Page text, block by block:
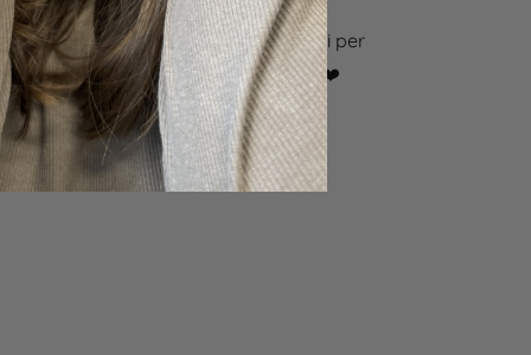
passo con video e suggerimenti per
cura del tuo pet come farei io ❤️​